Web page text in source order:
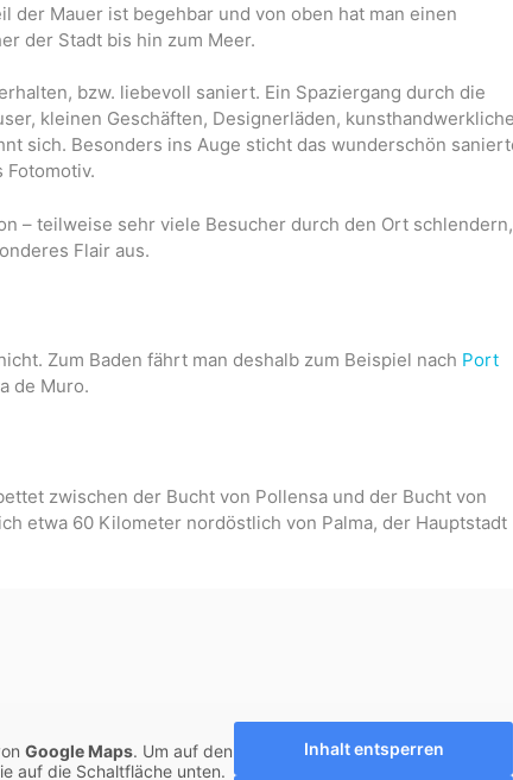
der Mauer ist begehbar und von oben hat man einen
der Stadt bis hin zum Meer.
bzw. liebevoll saniert. Ein Spaziergang durch die
kleinen Geschäften, Designerläden,
sich. Besonders ins Auge sticht das wunderschön
Fotomotiv.
– teilweise sehr viele Besucher durch den Ort schlendern,
Flair aus.
Zum Baden fährt man deshalb zum Beispiel nach Port
de Muro.
zwischen der Bucht von Pollensa und der Bucht von
etwa 60 Kilometer nordöstlich von Palma, der Hauptstadt
Google Maps. Um auf den
auf die Schaltfläche unten.
Inhalt entsperren